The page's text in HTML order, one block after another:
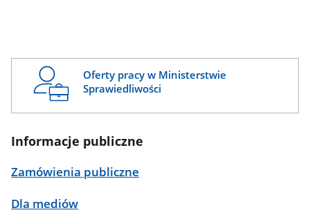
Oferty pracy w Ministerstwie
Sprawiedliwości
Informacje publiczne
Zamówienia publiczne
Dla mediów